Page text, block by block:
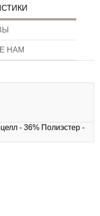
НАМ
- 36% Полиэстер -